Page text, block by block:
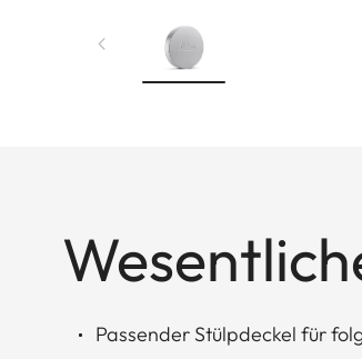
Passender Stülpdeckel für